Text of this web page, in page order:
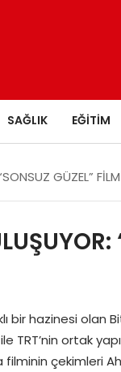
SAĞLIK EĞITIM
GÜZEL”
bir hazinesi olan
TRT’nin ortak
çekimleri